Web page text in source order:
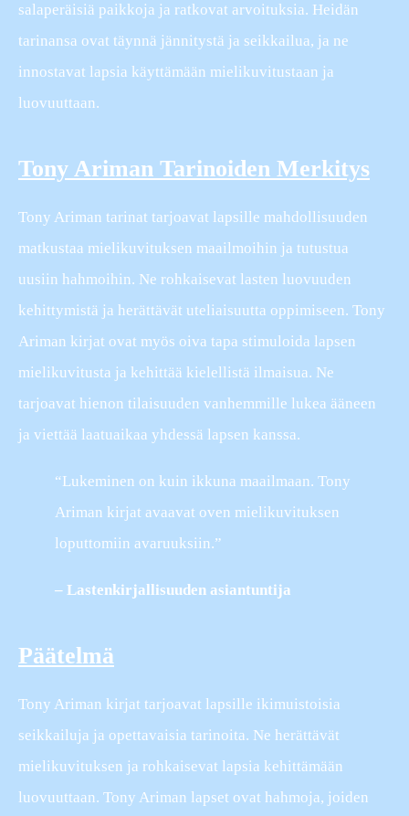
salaperäisiä paikkoja ja ratkovat arvoituksia. Heidän
tarinansa ovat täynnä jännitystä ja seikkailua, ja ne
innostavat lapsia käyttämään mielikuvitustaan ja
luovuuttaan.
Tony Ariman Tarinoiden Merkitys
Tony Ariman tarinat tarjoavat lapsille mahdollisuuden
matkustaa mielikuvituksen maailmoihin ja tutustua
uusiin hahmoihin. Ne rohkaisevat lasten luovuuden
kehittymistä ja herättävät uteliaisuutta oppimiseen. Tony
Ariman kirjat ovat myös oiva tapa stimuloida lapsen
mielikuvitusta ja kehittää kielellistä ilmaisua. Ne
tarjoavat hienon tilaisuuden vanhemmille lukea ääneen
ja viettää laatuaikaa yhdessä lapsen kanssa.
“Lukeminen on kuin ikkuna maailmaan. Tony
Ariman kirjat avaavat oven mielikuvituksen
loputtomiin avaruuksiin.”
– Lastenkirjallisuuden asiantuntija
Päätelmä
Tony Ariman kirjat tarjoavat lapsille ikimuistoisia
seikkailuja ja opettavaisia tarinoita. Ne herättävät
mielikuvituksen ja rohkaisevat lapsia kehittämään
luovuuttaan. Tony Ariman lapset ovat hahmoja, joiden